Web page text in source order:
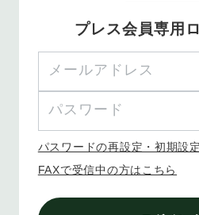
プレス会員専用
パスワードの再設定・初期設
FAXで受信中の方はこちら